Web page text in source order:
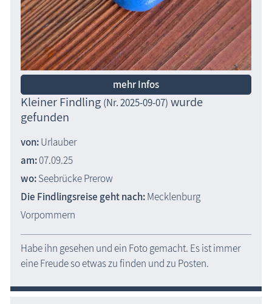
mehr Infos
Kleiner Findling (Nr. 2025-09-07) wurde
gefunden
von:Urlauber
am:07.09.25
wo:Seebrücke Prerow
Die Findlingsreise geht nach:Mecklenburg
Vorpommern
Habe ihn gesehen und ein Foto gemacht. Es ist immer
eine Freude so etwas zu finden und zu Posten.